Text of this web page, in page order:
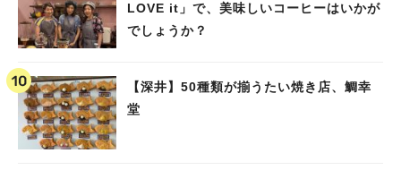
LOVE it」で、美味しいコーヒーはいかが
でしょうか？
【深井】50種類が揃うたい焼き店、鯛幸
堂